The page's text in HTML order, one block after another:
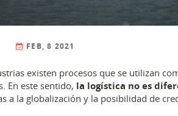
FEB, 8 2021
existen procesos que se utilizan
En este sentido, la logística no es
a la globalización y la posibilidad de